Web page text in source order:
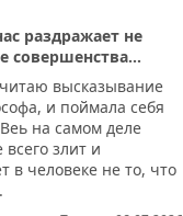
раздражает не
совершенства...
высказывание
и поймала себя
на самом деле
злит и
в человеке не то, что